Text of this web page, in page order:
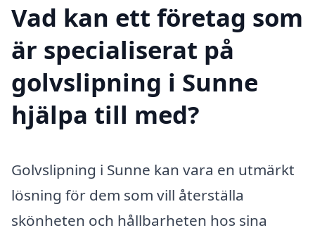
Vad kan ett företag som
är specialiserat på
golvslipning i Sunne
hjälpa till med?
Golvslipning i Sunne kan vara en utmärkt
lösning för dem som vill återställa
skönheten och hållbarheten hos sina